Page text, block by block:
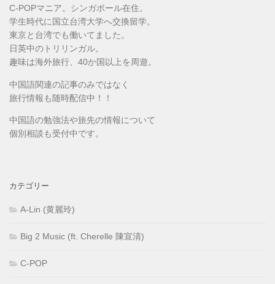
C-POPマニア。シンガポール在住。
学生時代に国立台湾大学へ交換留学。
東京と台湾でも働いてました。
日英中のトリリンガル。
趣味は海外旅行、40か国以上を周遊。
中国語関連の記事のみではなく
旅行情報も随時配信中！！
中国語の勉強法や旅先の情報について
個別相談も受付中です。
カテゴリー
A-Lin (黄麗玲)
Big 2 Music (ft. Cherelle 陳宣清)
C-POP